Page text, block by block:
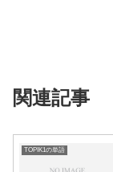
関連記事
TOPIK1の単語